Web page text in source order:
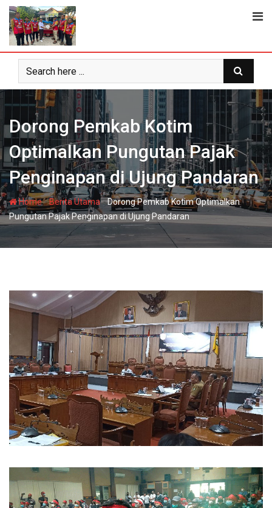
Skip
content
Dorong Pemkab Kotim
Optimalkan Pungutan Pajak
Penginapan di Ujung Pandaran
Home-Berita Utama-Dorong Pemkab Kotim Optimalkan
Pungutan Pajak Penginapan di Ujung Pandaran